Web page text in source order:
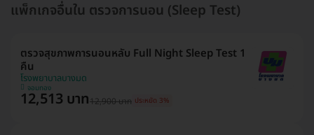
แพ็กเกจอื่นใน ตรวจการนอน (Sleep Test)
ตรวจสุขภาพการนอนหลับ Full Night Sleep Test 1
คืน
โรงพยาบาลบางมด
จอมทอง
12,513 บาท12,900 บาท ประหยัด 3%